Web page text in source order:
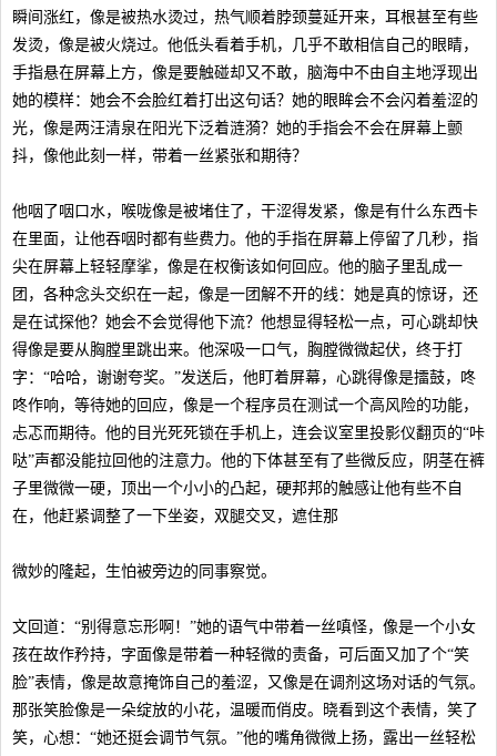
瞬间涨红，像是被热水烫过，热气顺着脖颈蔓延开来，耳根甚至有些
发烫，像是被火烧过。他低头看着手机，几乎不敢相信自己的眼睛，
手指悬在屏幕上方，像是要触碰却又不敢，脑海中不由自主地浮现出
她的模样：她会不会脸红着打出这句话？她的眼眸会不会闪着羞涩的
光，像是两汪清泉在阳光下泛着涟漪？她的手指会不会在屏幕上颤
抖，像他此刻一样，带着一丝紧张和期待？
他咽了咽口水，喉咙像是被堵住了，干涩得发紧，像是有什么东西卡
在里面，让他吞咽时都有些费力。他的手指在屏幕上停留了几秒，指
尖在屏幕上轻轻摩挲，像是在权衡该如何回应。他的脑子里乱成一
团，各种念头交织在一起，像是一团解不开的线：她是真的惊讶，还
是在试探他？她会不会觉得他下流？他想显得轻松一点，可心跳却快
得像是要从胸膛里跳出来。他深吸一口气，胸膛微微起伏，终于打
字：“哈哈，谢谢夸奖。”发送后，他盯着屏幕，心跳得像是擂鼓，咚
咚作响，等待她的回应，像是一个程序员在测试一个高风险的功能，
忐忑而期待。他的目光死死锁在手机上，连会议室里投影仪翻页的“咔
哒”声都没能拉回他的注意力。他的下体甚至有了些微反应，阴茎在裤
子里微微一硬，顶出一个小小的凸起，硬邦邦的触感让他有些不自
在，他赶紧调整了一下坐姿，双腿交叉，遮住那
微妙的隆起，生怕被旁边的同事察觉。
文回道：“别得意忘形啊！”她的语气中带着一丝嗔怪，像是一个小女
孩在故作矜持，字面像是带着一种轻微的责备，可后面又加了个“笑
脸”表情，像是故意掩饰自己的羞涩，又像是在调剂这场对话的气氛。
那张笑脸像是一朵绽放的小花，温暖而俏皮。晓看到这个表情，笑了
笑，心想：“她还挺会调节气氛。”他的嘴角微微上扬，露出一丝轻松